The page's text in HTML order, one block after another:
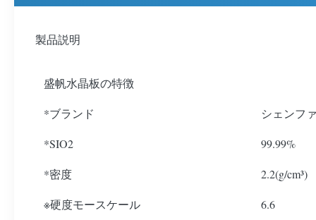
製品説明
盛帆水晶板の特徴
*ブランド シェンフ
*SIO2 99.99%
*密度 2.2(g/cm³)
※硬度モースケール 6.6